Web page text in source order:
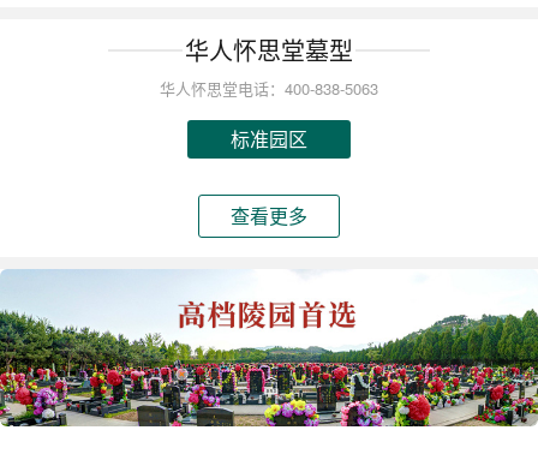
华人怀思堂墓型
华人怀思堂电话：400-838-5063
标准园区
查看更多